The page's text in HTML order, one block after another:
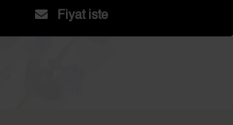
Fiyat iste